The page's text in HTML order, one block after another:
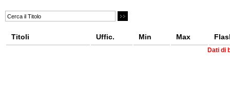
Titoli Uffic. Min Max
Dati di